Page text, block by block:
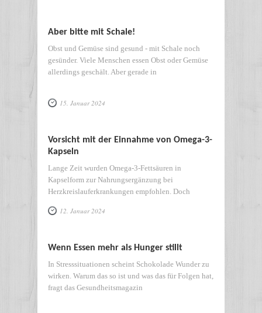
Aber bitte mit Schale!
Obst und Gemüse sind gesund - mit Schale noch
gesünder. Viele Menschen essen Obst oder Gemüse
allerdings geschält. Aber gerade in
15. Januar 2024
Vorsicht mit der Einnahme von Omega-3-
Kapseln
Lange Zeit wurden Omega-3-Fettsäuren in
Kapselform zur Nahrungsergänzung bei
Herzkreislauferkrankungen empfohlen. Doch
12. Januar 2024
Wenn Essen mehr als Hunger stillt
In Stresssituationen scheint Schokolade Wunder zu
wirken. Warum das so ist und was das für Folgen hat,
fragt das Gesundheitsmagazin